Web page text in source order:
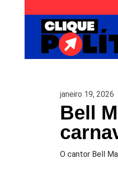
janeiro 19, 2026
Bell
O cantor Bell